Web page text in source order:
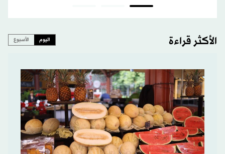
الأكثر قراءة اليوم الأسبوع